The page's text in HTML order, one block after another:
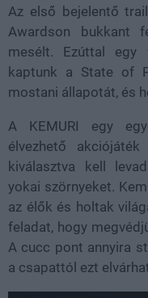
Az első bejelentő
Awardson bukkant
mesélt. Ezúttal egy
kaptunk a State of
mostani állapotát, és
A KEMURI egy
élvezhető
kiválasztva kell
yokai szörnyeket.
az élők és holtak
feladat, hogy
A cucc pont annyira
a csapattól ezt